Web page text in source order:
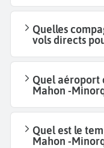
Quelles
vols directs
Quel aéroport
Mahon -
Quel est le
Mahon -